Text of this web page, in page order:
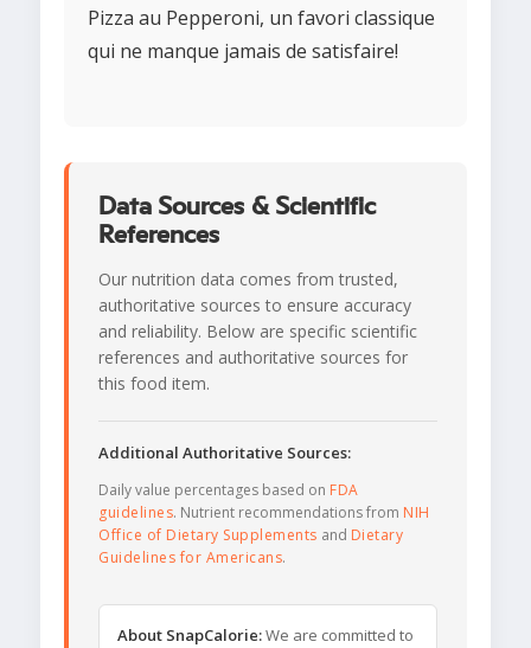
Pizza au Pepperoni, un favori classique
qui ne manque jamais de satisfaire!
Data Sources & Scientific
References
Our nutrition data comes from trusted,
authoritative sources to ensure accuracy
and reliability. Below are specific scientific
references and authoritative sources for
this food item.
Additional Authoritative Sources:
Daily value percentages based on FDA
guidelines. Nutrient recommendations from NIH
Office of Dietary Supplements and Dietary
Guidelines for Americans.
About SnapCalorie:We are committed to